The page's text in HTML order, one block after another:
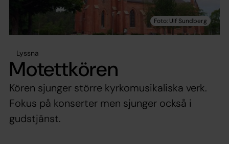
Lyssna
Motettkören
Kören sjunger större kyrkomusikaliska verk.
Fokus på konserter men sjunger också i
gudstjänst.